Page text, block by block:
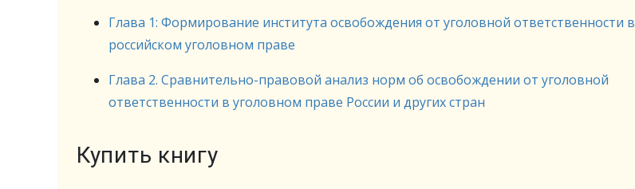
Глава 1: Формирование института освобождения от уголовной ответственности в
российском уголовном праве
Глава 2. Сравнительно-правовой анализ норм об освобождении от уголовной
ответственности в уголовном праве России и других стран
Купить книгу